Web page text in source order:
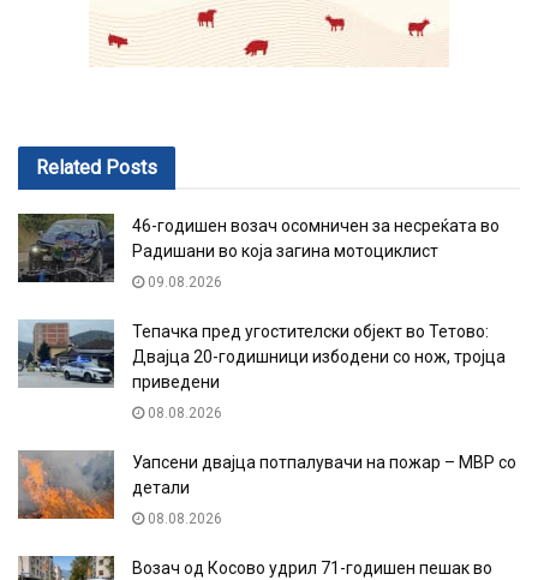
Related Posts
46-годишен возач осомничен за несреќата во
Радишани во која загина мотоциклист
09.08.2026
Тепачка пред угостителски објект во Тетово:
Двајца 20-годишници избодени со нож, тројца
приведени
08.08.2026
Уапсени двајца потпалувачи на пожар – МВР со
детали
08.08.2026
Возач од Косово удрил 71-годишен пешак во